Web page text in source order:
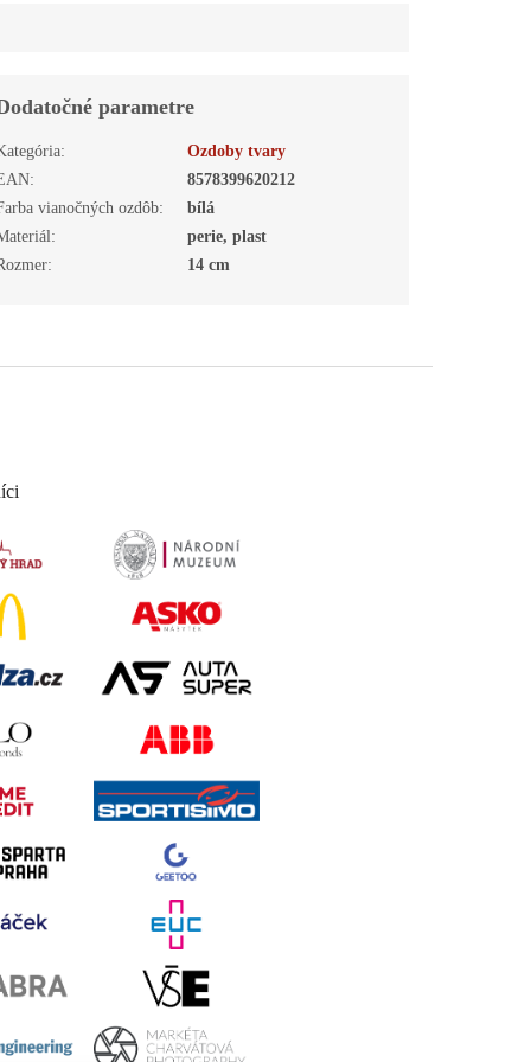
parametre
:
Ozdoby tvary
:
8578399620212
vianočných ozdôb:
bílá
:
perie, plast
: 14 cm